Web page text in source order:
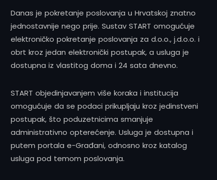
Danas je pokretanje poslovanja u Hrvatskoj znatno
jednostavnije nego prije. Sustav START omogućuje
elektroničko pokretanje poslovanja za d.o.o., j.d.o.o. i
obrt kroz jedan elektronički postupak, a usluga je
dostupna iz vlastitog doma i 24 sata dnevno.
START objedinjavanjem više koraka i institucija
omogućuje da se podaci prikupljaju kroz jedinstveni
postupak, što poduzetnicima smanjuje
administrativno opterećenje. Usluga je dostupna i
putem portala e-Građani, odnosno kroz katalog
usluga pod temom poslovanja.